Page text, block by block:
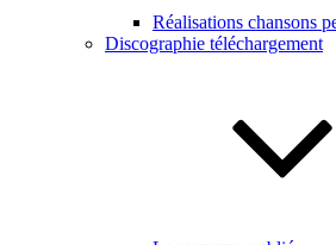
Réalisations chansons
Discographie téléchargement